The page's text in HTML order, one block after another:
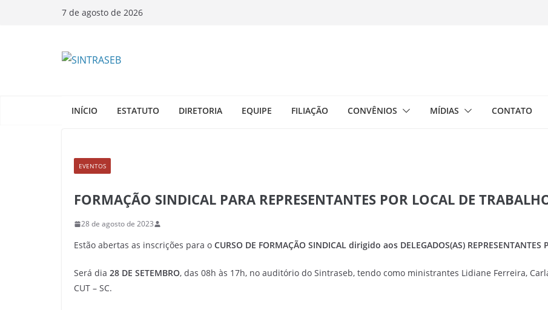
7 de agosto de 2026
INÍCIO ESTATUTO DIRETORIA EQUIPE FILIAÇÃO CONVÊNIOS MÍDIAS CONTATO
EVENTOS
FORMAÇÃO SINDICAL PARA REPRESENTANTES POR LOCAL DE
28 de agosto de 2023
Estão abertas as inscrições para o CURSO DE FORMAÇÃO SINDICAL dirigido aos DELEGADOS(AS) REPRESENTANTES
Será dia 28 DE SETEMBRO, das 08h às 17h, no auditório do Sintraseb, tendo como ministrantes Lidiane Ferreira,
CUT – SC.